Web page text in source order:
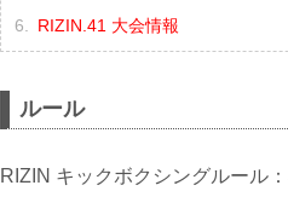
RIZIN.41 大会情報
ルール
RIZIN キックボクシングルール